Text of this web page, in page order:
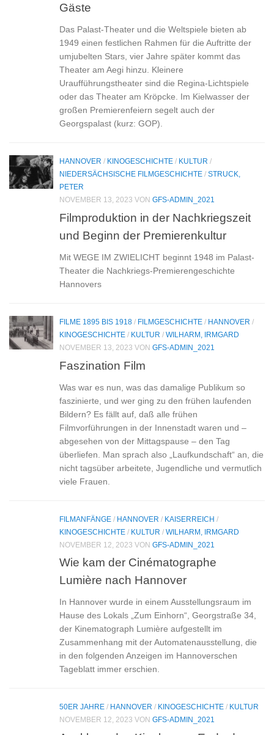
Gäste
Das Palast-Theater und die Weltspiele bieten ab
1949 einen festlichen Rahmen für die Auftritte der
umjubelten Stars, vier Jahre später kommt das
Theater am Aegi hinzu. Kleinere
Uraufführungstheater sind die Regina-Lichtspiele
oder das Theater am Kröpcke. Im Kielwasser der
großen Premierenfeiern segelt auch der
Georgspalast (kurz: GOP).
HANNOVER / KINOGESCHICHTE / KULTUR /
NIEDERSÄCHSISCHE FILMGESCHICHTE / STRUCK,
PETER
NOVEMBER 13, 2023 VON GFS-ADMIN_2021
Filmproduktion in der Nachkriegszeit
und Beginn der Premierenkultur
Mit WEGE IM ZWIELICHT beginnt 1948 im Palast-
Theater die Nachkriegs-Premierengeschichte
Hannovers
FILME 1895 BIS 1918 / FILMGESCHICHTE / HANNOVER /
KINOGESCHICHTE / KULTUR / WILHARM, IRMGARD
NOVEMBER 13, 2023 VON GFS-ADMIN_2021
Faszination Film
Was war es nun, was das damalige Publikum so
faszinierte, und wer ging zu den frühen laufenden
Bildern? Es fällt auf, daß alle frühen
Filmvorführungen in der Innenstadt waren und –
abgesehen von der Mittagspause – den Tag
überliefen. Man sprach also „Laufkund­schaft“ an, die
nicht tagsüber arbeitete, Ju­gendliche und vermutlich
viele Frauen.
FILMANFÄNGE / HANNOVER / KAISERREICH /
KINOGESCHICHTE / KULTUR / WILHARM, IRMGARD
NOVEMBER 12, 2023 VON GFS-ADMIN_2021
Wie kam der Cinématographe
Lumière nach Hannover
In Hannover wurde in einem Ausstellungsraum im
Hause des Lokals „Zum Einhorn“, Georgstraße 34,
der Kinematograph Lumière aufgestellt im
Zusammenhang mit der Automatenausstellung, die
in den folgenden Anzeigen im Hannoverschen
Tageblatt immer erschien.
50ER JAHRE / HANNOVER / KINOGESCHICHTE / KULTUR
NOVEMBER 12, 2023 VON GFS-ADMIN_2021